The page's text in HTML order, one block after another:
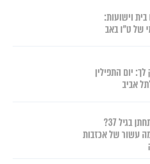
וישועות:
של ט"ו באב
יום התפילין
אביב
מה הסיכוי להתחתן בגיל 37?
עשור של אכזבות